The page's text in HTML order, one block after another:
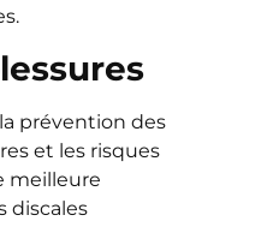
prévention des
et les risques
meilleure
discales